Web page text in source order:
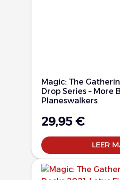
Magic: The
Drop Series – More
Planeswalkers
29,95 €
LEER